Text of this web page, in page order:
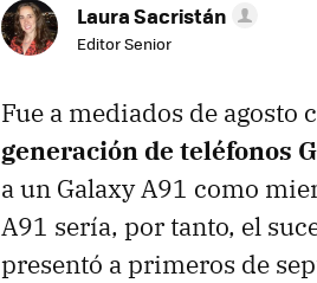
Laura Sacristán
Editor Senior
Fue a mediados de agosto
generación de teléfonos
a un Galaxy A91 como
A91 sería, por tanto, el
presentó a primeros de